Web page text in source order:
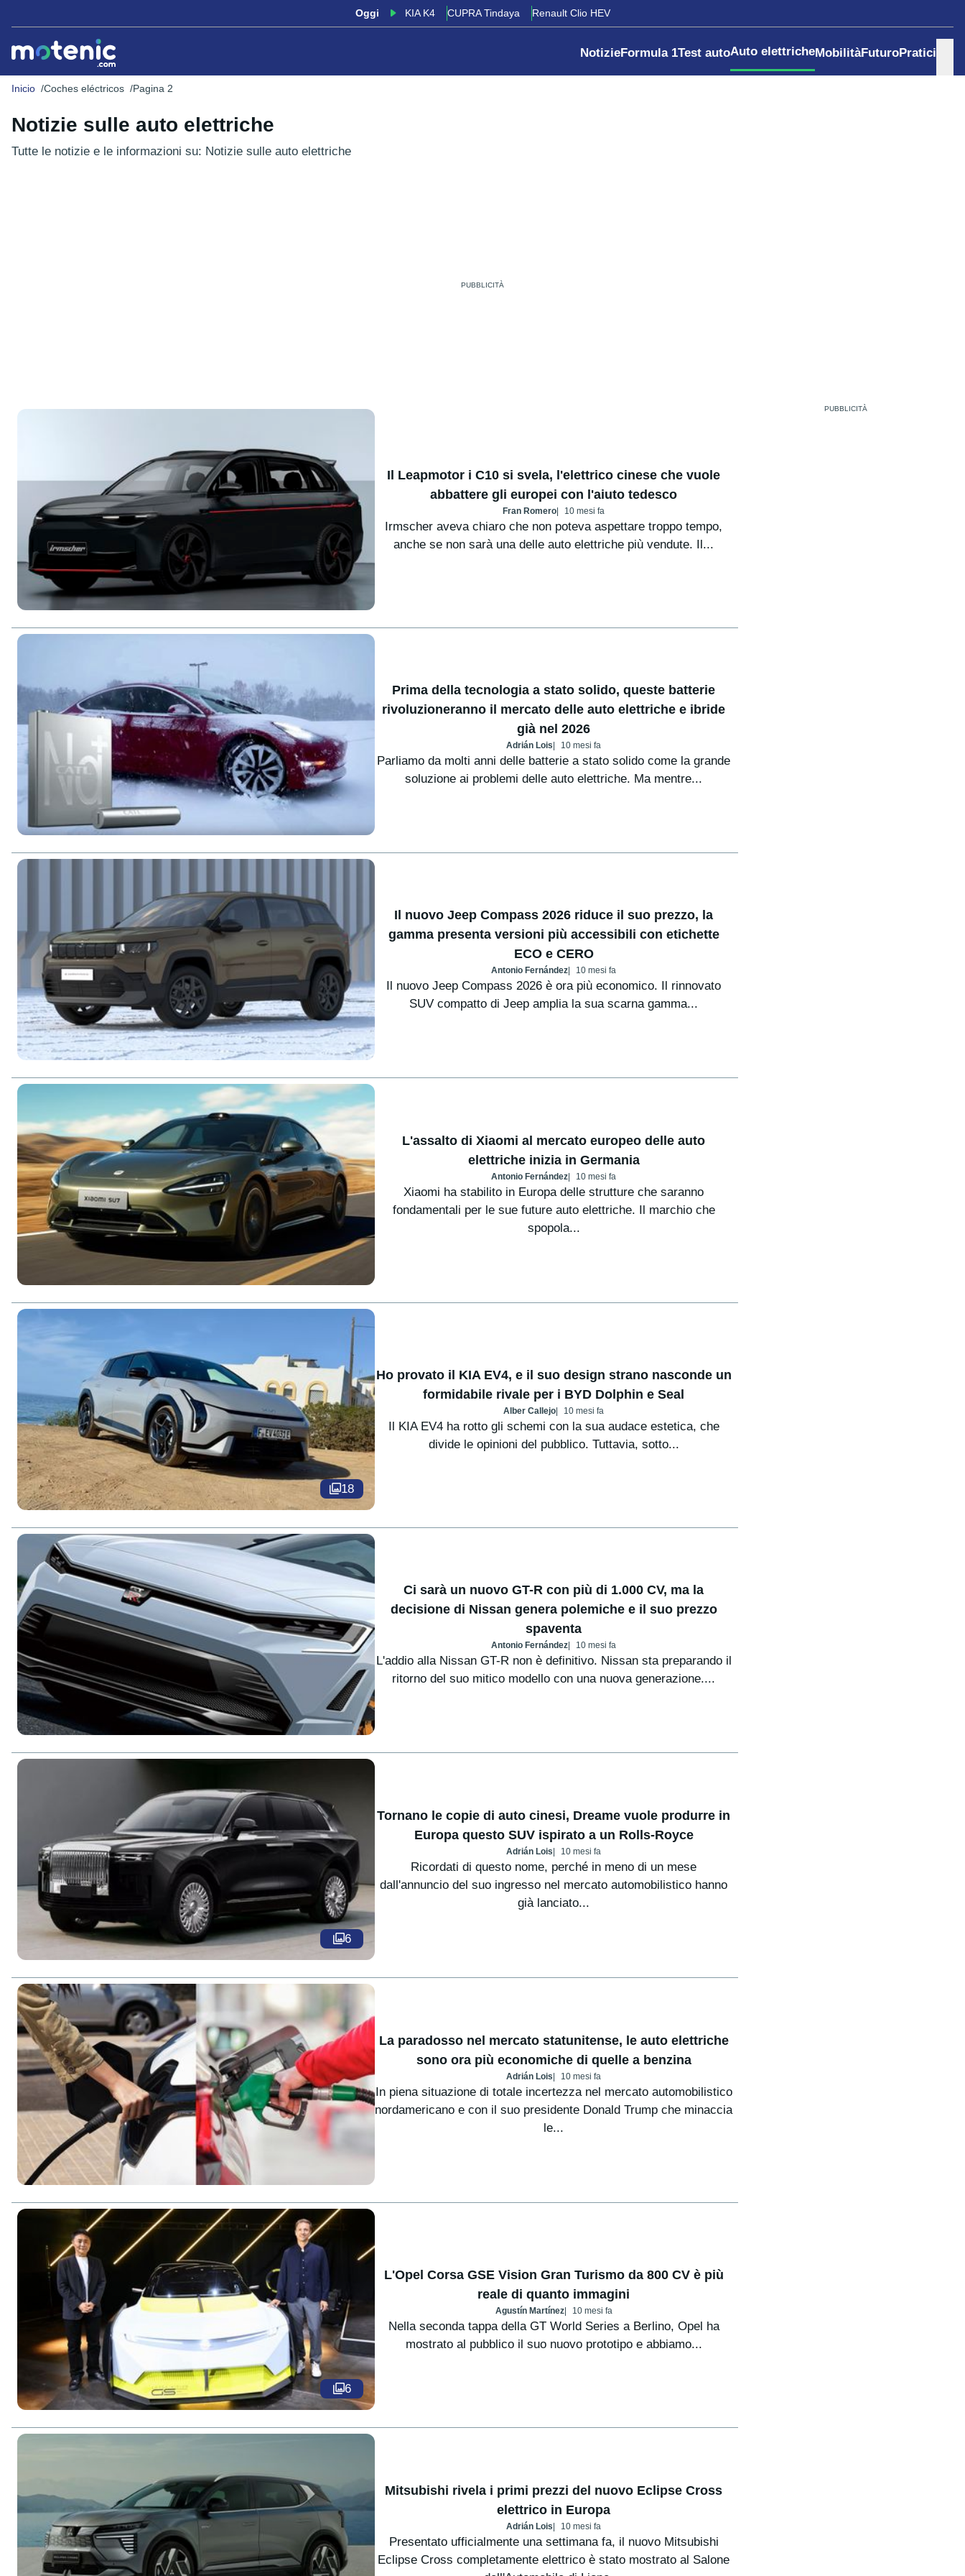
Oggi KIA K4 CUPRA Tindaya Renault Clio HEV
NotizieFormula 1Test autoAuto elettricheMobilitàFuturoPratici
Inicio Coches eléctricos Pagina 2
Notizie sulle auto elettriche
Tutte le notizie e le informazioni su: Notizie sulle auto elettriche
Il Leapmotor i C10 si svela, l'elettrico cinese che vuole
abbattere gli europei con l'aiuto tedesco
Fran Romero 10 mesi fa
Irmscher aveva chiaro che non poteva aspettare troppo tempo,
anche se non sarà una delle auto elettriche più vendute. Il...
Prima della tecnologia a stato solido, queste batterie
rivoluzioneranno il mercato delle auto elettriche e ibride
già nel 2026
Adrián Lois 10 mesi fa
Parliamo da molti anni delle batterie a stato solido come la grande
soluzione ai problemi delle auto elettriche. Ma mentre...
Il nuovo Jeep Compass 2026 riduce il suo prezzo, la
gamma presenta versioni più accessibili con etichette
ECO e CERO
Antonio Fernández 10 mesi fa
Il nuovo Jeep Compass 2026 è ora più economico. Il rinnovato
SUV compatto di Jeep amplia la sua scarna gamma...
L'assalto di Xiaomi al mercato europeo delle auto
elettriche inizia in Germania
Antonio Fernández 10 mesi fa
Xiaomi ha stabilito in Europa delle strutture che saranno
fondamentali per le sue future auto elettriche. Il marchio che
spopola...
18
Ho provato il KIA EV4, e il suo design strano nasconde un
formidabile rivale per i BYD Dolphin e Seal
Alber Callejo 10 mesi fa
Il KIA EV4 ha rotto gli schemi con la sua audace estetica, che
divide le opinioni del pubblico. Tuttavia, sotto...
Ci sarà un nuovo GT-R con più di 1.000 CV, ma la
decisione di Nissan genera polemiche e il suo prezzo
spaventa
Antonio Fernández 10 mesi fa
L'addio alla Nissan GT-R non è definitivo. Nissan sta preparando il
ritorno del suo mitico modello con una nuova generazione....
6
Tornano le copie di auto cinesi, Dreame vuole produrre in
Europa questo SUV ispirato a un Rolls-Royce
Adrián Lois 10 mesi fa
Ricordati di questo nome, perché in meno di un mese
dall'annuncio del suo ingresso nel mercato automobilistico hanno
già lanciato...
La paradosso nel mercato statunitense, le auto elettriche
sono ora più economiche di quelle a benzina
Adrián Lois 10 mesi fa
In piena situazione di totale incertezza nel mercato automobilistico
nordamericano e con il suo presidente Donald Trump che minaccia
le...
6
L'Opel Corsa GSE Vision Gran Turismo da 800 CV è più
reale di quanto immagini
Agustín Martínez 10 mesi fa
Nella seconda tappa della GT World Series a Berlino, Opel ha
mostrato al pubblico il suo nuovo prototipo e abbiamo...
Mitsubishi rivela i primi prezzi del nuovo Eclipse Cross
elettrico in Europa
Adrián Lois 10 mesi fa
Presentato ufficialmente una settimana fa, il nuovo Mitsubishi
Eclipse Cross completamente elettrico è stato mostrato al Salone